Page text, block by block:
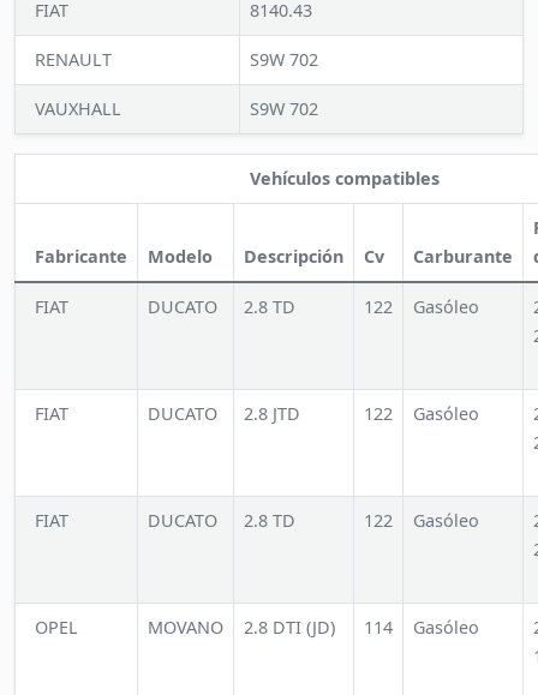
FIAT 8140.43
RENAULT S9W 702
VAUXHALL S9W 702
Vehículos compatibles
Fabricante Modelo Descripción Cv Carburante
FIAT DUCATO 2.8 TD 122 Gasóleo
FIAT DUCATO 2.8 JTD 122 Gasóleo
FIAT DUCATO 2.8 TD 122 Gasóleo
OPEL MOVANO 2.8 DTI (JD) 114 Gasóleo